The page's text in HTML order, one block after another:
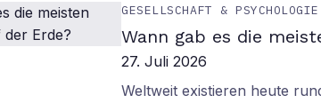
GESELLSCHAFT & PSYCHOLOGIE
Wann gab es die
27. Juli 2026
Weltweit existieren heute